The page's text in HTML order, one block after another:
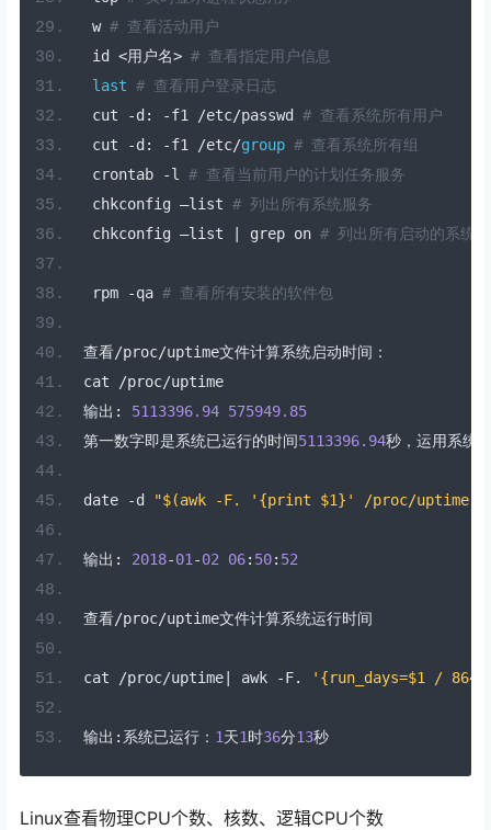
w # 查看活动用户
id <用户名> # 查看指定用户信息
last # 查看用户登录日志
cut
-d : -f1 /etc/passwd # 查看系统所有用户
cut
-d : -f1 /etc/group # 查看系统所有组
crontab
-l # 查看当前用户的计划任务服务
chkconfig –list # 列出所有系统服务
chkconfig –list | grep on # 列出所有启动的系统
rpm -qa # 查看所有安装的软件包
查看/proc/uptime文件计算系统启动时间：
cat
/proc/uptime
输出:
5113396.94 575949.85
第一数字即是系统已运行的时间5113396.94秒，运用系统
date -d "$(awk -F. '{print $1}' /proc/uptime)
输出: 2018-01 -02 06: 50: 52
查看/proc/uptime文件计算系统运行时间
cat /proc/uptime| awk -F. '{run_days=$1 /
输出:系统已运行： 1天1时36分13秒
Linux查看物理CPU个数、核数、逻辑CPU个数